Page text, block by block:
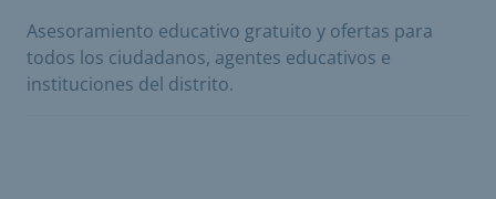
Asesoramiento educativo gratuito y ofertas para
todos los ciudadanos, agentes educativos e
instituciones del distrito.